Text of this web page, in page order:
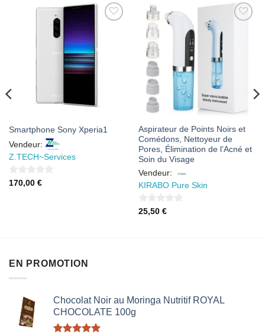
À MES
FAVORIS
Smartphone Sony Xperia1
Vendeur:
Z.TECH~Services
0
170,00 €
AJOUTER
À MES
FAVORIS
Aspirateur de Points Noirs et
Comédons, Nettoyeur de
Pores, Élimination de l’Acné et
Soin du Visage
Vendeur:
KIRABO Pure Skin
0
25,50 €
EN PROMOTION
Chocolat Noir au Moringa Nutritif ROYAL
CHOCOLATE 100g